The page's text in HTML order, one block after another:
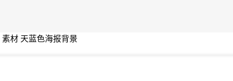
材 天蓝色海报背景